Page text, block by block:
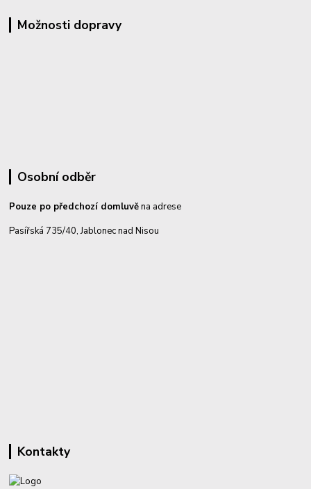
Možnosti dopravy
Osobní odběr
Pouze po předchozí domluvěna adrese
Pasířská 735/40, Jablonec nad Nisou
Kontakty